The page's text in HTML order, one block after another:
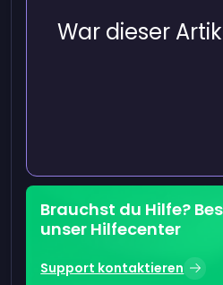
War dieser
Brauchst du Hilfe?
unser Hilfecenter
Support kontaktieren